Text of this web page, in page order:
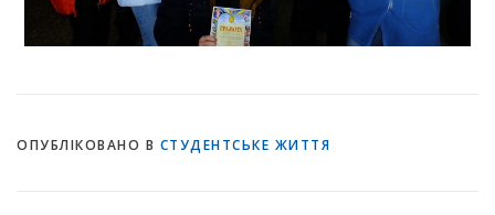
ОПУБЛІКОВАНО В СТУДЕНТСЬКЕ ЖИТТЯ